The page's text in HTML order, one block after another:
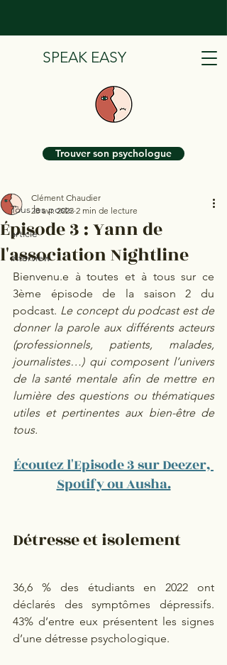
SPEAK EASY
Trouver son psychologue
Tous les posts
article
interview
Épisode 3 : Yann de
l'association Nightline
Clément Chaudier
28 avr. 2023 2 min de lecture
Bienvenu.e à toutes et à tous sur ce
3ème épisode de la saison 2 du
podcast. Le concept du podcast est de
donner la parole aux différents acteurs
(professionnels, patients, malades,
journalistes…) qui composent l’univers
de la santé mentale afin de mettre en
lumière des questions ou thématiques
utiles et pertinentes aux bien-être de
tous.
Écoutez l'Episode 3 sur Deezer,
Spotify ou Ausha.
Détresse et isolement
36,6 % des étudiants en 2022 ont
déclarés des symptômes dépressifs.
43% d’entre eux présentent les signes
d’une détresse psychologique.